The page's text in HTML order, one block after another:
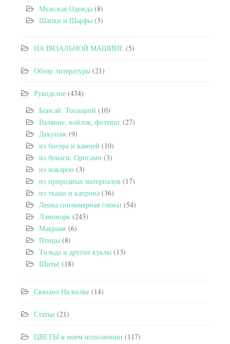
Мужская Одежда (8)
Шапки и Шарфы (3)
НА ВЯЗАЛЬНОЙ МАШИНЕ (5)
Обзор литературы (21)
Рукоделие (434)
Бонсай, Топиарий (10)
Валяние, войлок, фелтинг (27)
Декупаж (9)
из бисера и камней (10)
из бумаги, Оригами (3)
из макарон (3)
из природных материалов (17)
из ткани и капрона (36)
Лепка (полимерная глина) (54)
Лэмпворк (243)
Макраме (6)
Птицы (8)
Тильда и другие куклы (13)
Шитьё (18)
Связано На вилке (14)
Статьи (21)
ЦВЕТЫ в моем исполнении (117)